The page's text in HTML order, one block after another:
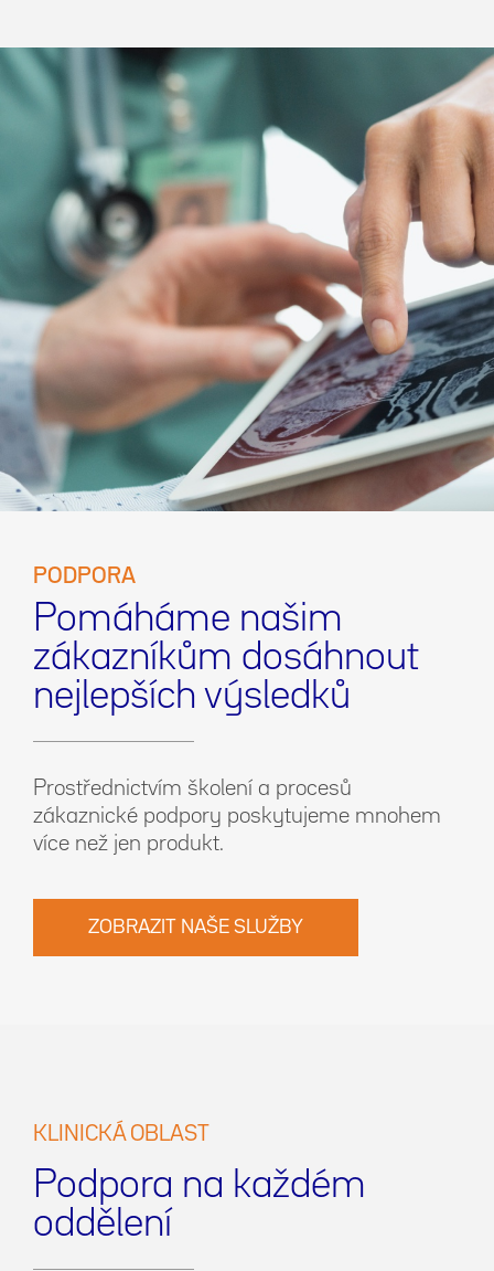
PODPORA
Pomáháme našim
zákazníkům dosáhnout
nejlepších výsledků
Prostřednictvím školení a procesů
zákaznické podpory poskytujeme mnohem
více než jen produkt.
ZOBRAZIT NAŠE SLUŽBY
KLINICKÁ OBLAST
Podpora na každém
oddělení